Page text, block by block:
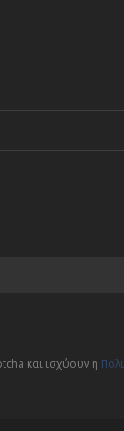
και ισχύουν η